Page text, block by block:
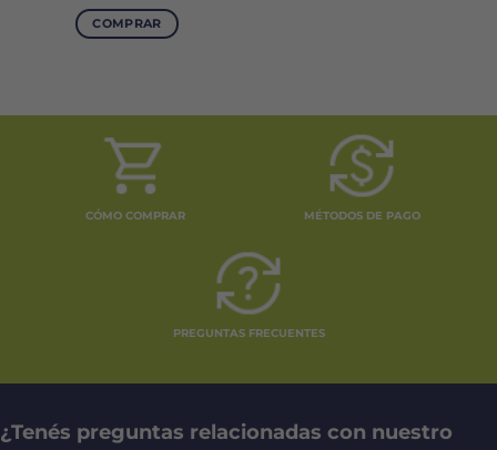
COMPRAR
CÓMO COMPRAR MÉTODOS DE PAGO
PREGUNTAS FRECUENTES
¿Tenés preguntas relacionadas con nuestro